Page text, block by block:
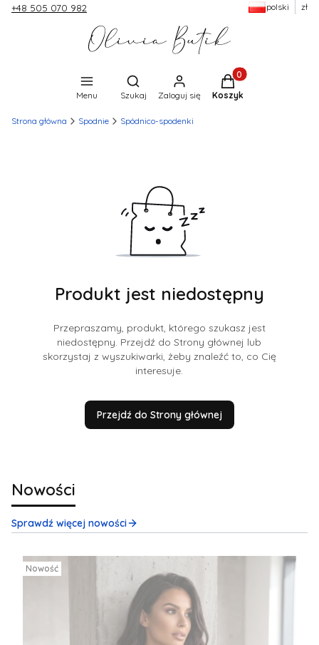
+48 505 070 982 polski zł
Menu
Otwórz wyszukiwarkę
Szukaj Zaloguj się
Produkty w
Koszyk
Strona główna Spodnie Spódnico-spodenki
Produkt jest niedostępny
Przepraszamy, produkt, którego szukasz jest
niedostępny. Przejdź do Strony głównej lub
skorzystaj z wyszukiwarki, żeby znaleźć to, co Cię
interesuje.
Przejdź do Strony głównej
Nowości
Sprawdź więcej nowości
Nowość